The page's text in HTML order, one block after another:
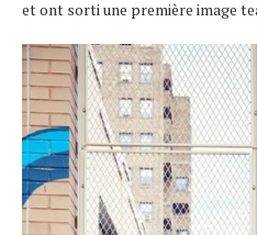
et ont sorti une première image